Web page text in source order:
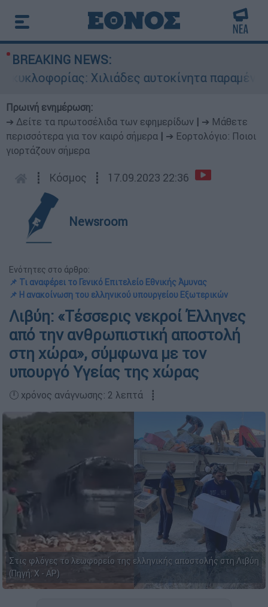
BREAKING NEWS:
Χιλιάδες αυτοκίνητα παραμένουν
Πρωινή ενημέρωση:
➔ Δείτε τα πρωτοσέλιδα των εφημερίδων
➔ Μάθετε
περισσότερα για τον καιρό σήμερα
➔ Εορτολόγιο: Ποιοι
γιορτάζουν σήμερα
┋ Κόσμος ┋ 17.09.2023 22:36
Newsroom
Ενότητες στο άρθρο:
📌 Τι αναφέρει το Γενικό Επιτελείο Εθνικής Άμυνας
📌 Η ανακοίνωση του ελληνικού υπουργείου Εξωτερικών
Λιβύη: «Τέσσερις νεκροί Έλληνες
από την ανθρωπιστική αποστολή
στη χώρα», σύμφωνα με τον
υπουργό Υγείας της χώρας
🕛 χρόνος ανάγνωσης: 2 λεπτά ┋
Στις φλόγες το λεωφορείο της ελληνικής αποστολής στη Λιβύη
(Πηγή: Χ - AP)